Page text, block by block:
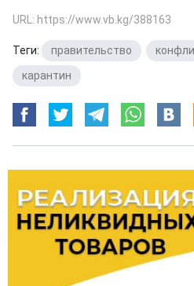
URL: https://www.vb.kg/388163
Теги: правительство
карантин